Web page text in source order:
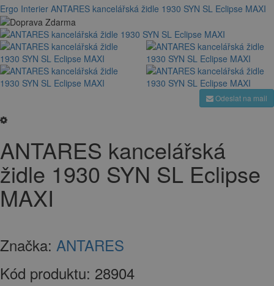
Ergo Interier ANTARES kancelářská židle 1930 SYN SL Eclipse MAXI
Odeslat na mail
ANTARES kancelářská
židle 1930 SYN SL Eclipse
MAXI
Značka: ANTARES
Kód produktu: 28904